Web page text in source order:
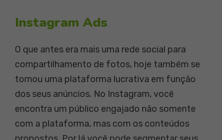
Instagram Ads
O que antes era mais uma rede social para
compartilhamento de fotos, hoje também se
tornou uma plataforma lucrativa em função
dos seus anúncios. No Instagram, você
encontra um público engajado não somente
com a plataforma, mas com os conteúdos